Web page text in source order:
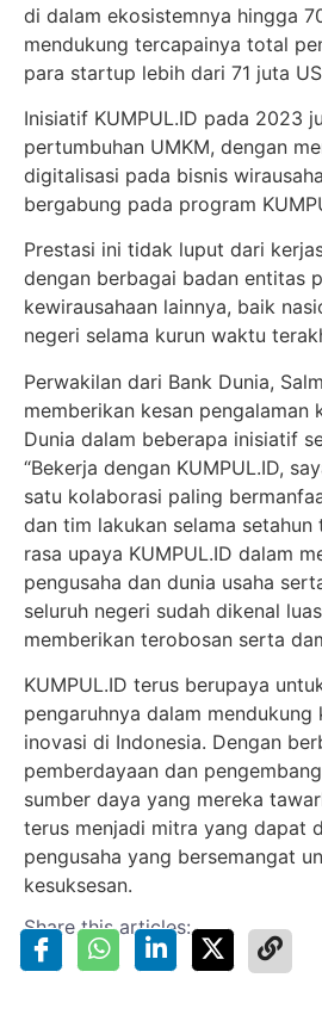
di dalam ekosistemnya hingga
mendukung tercapainya total
para startup lebih dari 71 juta
Inisiatif KUMPUL.ID pada 2023
pertumbuhan UMKM, dengan
digitalisasi pada bisnis
bergabung pada program
Prestasi ini tidak luput dari
dengan berbagai badan entitas
kewirausahaan lainnya, baik
negeri selama kurun waktu
Perwakilan dari Bank Dunia,
memberikan kesan pengalaman
Dunia dalam beberapa inisiatif
“Bekerja dengan KUMPUL.ID,
satu kolaborasi paling
dan tim lakukan selama setahun
rasa upaya KUMPUL.ID dalam
pengusaha dan dunia usaha
seluruh negeri sudah dikenal
memberikan terobosan serta
KUMPUL.ID terus berupaya
pengaruhnya dalam mendukung
inovasi di Indonesia. Dengan
pemberdayaan dan
sumber daya yang mereka
terus menjadi mitra yang dapat
pengusaha yang bersemangat
kesuksesan.
Share this articles: